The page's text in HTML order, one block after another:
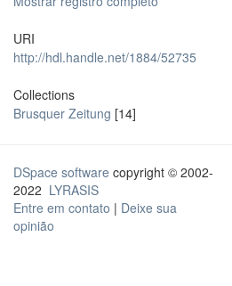
URI
http://hdl.handle.net/1884/52735
Collections
Brusquer Zeitung [14]
DSpace software copyright © 2002-
2022 LYRASIS
Entre em contato | Deixe sua
opinião